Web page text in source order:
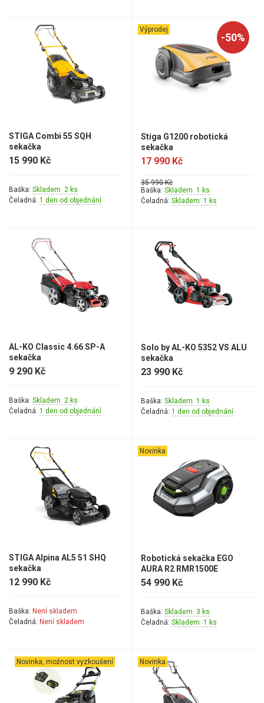
STIGA Combi 55 SQH
sekačka
15 990 Kč
Baška: Skladem 2 ks
Čeladná: 1 den od objednání
Výprodej
-50%
Stiga G1200 robotická
sekačka
17 990 Kč
35 990 Kč
Baška: Skladem 1 ks
Čeladná: Skladem 1 ks
AL-KO Classic 4.66 SP-A
sekačka
9 290 Kč
Baška: Skladem 2 ks
Čeladná: 1 den od objednání
Solo by AL-KO 5352 VS ALU
sekačka
23 990 Kč
Baška: Skladem 1 ks
Čeladná: 1 den od objednání
STIGA Alpina AL5 51 SHQ
sekačka
12 990 Kč
Baška: Není skladem
Čeladná: Není skladem
Novinka
Robotická sekačka EGO
AURA R2 RMR1500E
54 990 Kč
Baška: Skladem 3 ks
Čeladná: Skladem 1 ks
Novinka, možnost vyzkoušení Novinka